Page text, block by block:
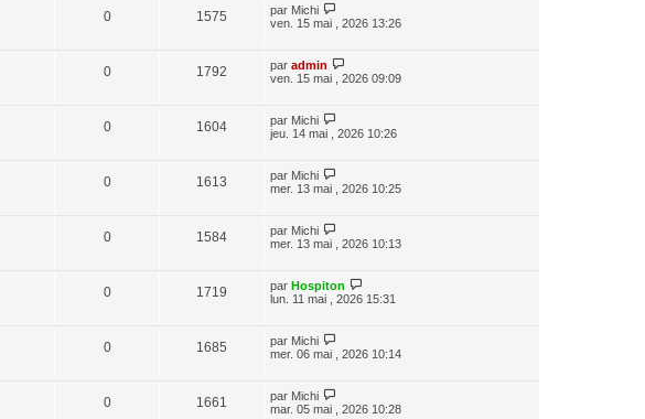
0 1575 par Michi
ven. 15 mai , 2026 13:26
0 1792 par admin
ven. 15 mai , 2026 09:09
0 1604 par Michi
jeu. 14 mai , 2026 10:26
0 1613 par Michi
mer. 13 mai , 2026 10:25
0 1584 par Michi
mer. 13 mai , 2026 10:13
0 1719 par Hospiton
lun. 11 mai , 2026 15:31
0 1685 par Michi
mer. 06 mai , 2026 10:14
0 1661 par Michi
mar. 05 mai , 2026 10:28